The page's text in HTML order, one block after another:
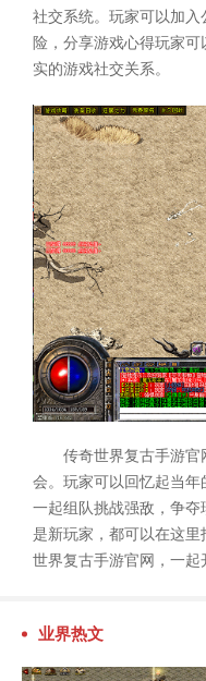
社交系统。玩家可以加
险，分享游戏心得玩家
实的游戏社交关系。
传奇世界复古手游
会。玩家可以回忆起当
一起组队挑战强敌，争
是新玩家，都可以在这
世界复古手游官网，一起
业界热文